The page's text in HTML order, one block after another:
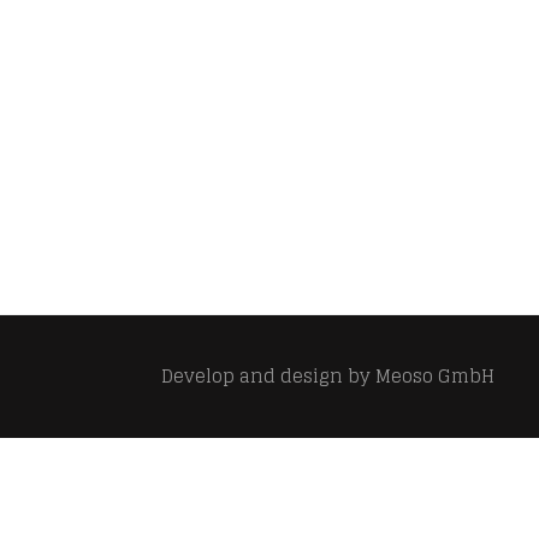
Develop and design byMeoso GmbH